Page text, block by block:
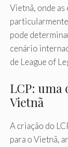
Vietnã, onde as
pode
cenário
de League of
LCP: uma
Vietnã
A criação do
para o Vietnã,